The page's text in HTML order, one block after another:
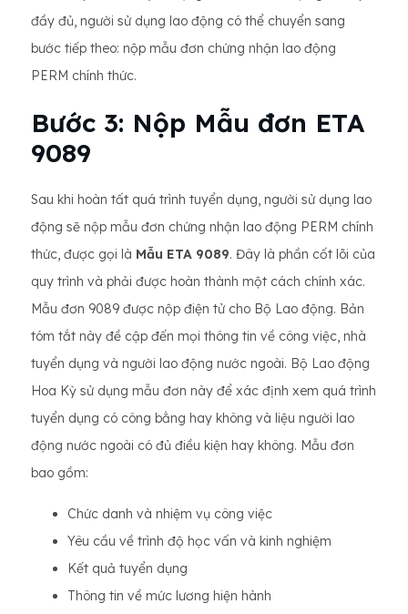
đầy đủ, người sử dụng lao động có thể chuyển sang
bước tiếp theo: nộp mẫu đơn chứng nhận lao động
PERM chính thức.
Bước 3: Nộp Mẫu đơn ETA
9089
Sau khi hoàn tất quá trình tuyển dụng, người sử dụng lao
động sẽ nộp mẫu đơn chứng nhận lao động PERM chính
thức, được gọi là Mẫu ETA 9089. Đây là phần cốt lõi của
quy trình và phải được hoàn thành một cách chính xác.
Mẫu đơn 9089 được nộp điện tử cho Bộ Lao động. Bản
tóm tắt này đề cập đến mọi thông tin về công việc, nhà
tuyển dụng và người lao động nước ngoài. Bộ Lao động
Hoa Kỳ sử dụng mẫu đơn này để xác định xem quá trình
tuyển dụng có công bằng hay không và liệu người lao
động nước ngoài có đủ điều kiện hay không. Mẫu đơn
bao gồm:
Chức danh và nhiệm vụ công việc
Yêu cầu về trình độ học vấn và kinh nghiệm
Kết quả tuyển dụng
Thông tin về mức lương hiện hành